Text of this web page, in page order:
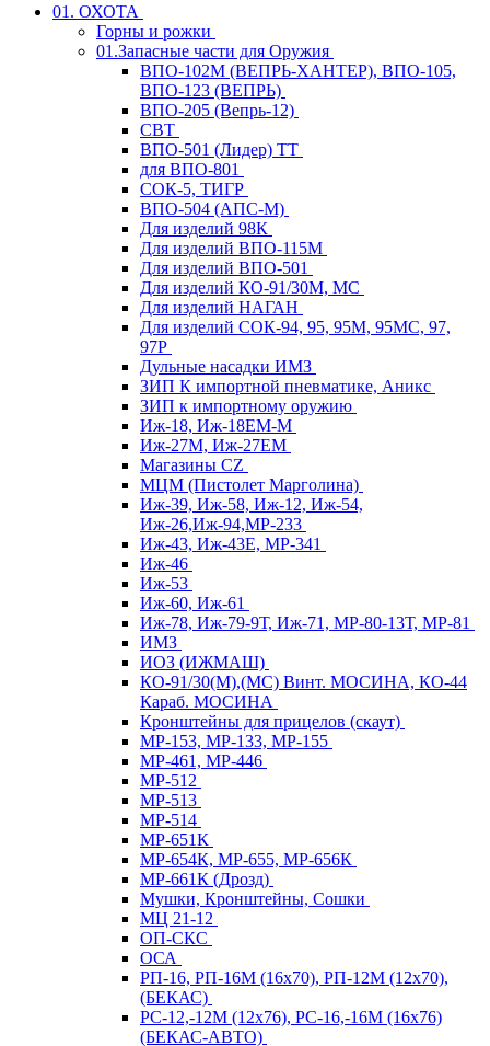
01. ОХОТА
Горны и рожки
01.Запасные части для Оружия
ВПО-102М (ВЕПРЬ-ХАНТЕР), ВПО-105,
ВПО-123 (ВЕПРЬ)
ВПО-205 (Вепрь-12)
СВТ
ВПО-501 (Лидер) ТТ
для ВПО-801
СОК-5, ТИГР
ВПО-504 (АПС-М)
Для изделий 98К
Для изделий ВПО-115М
Для изделий ВПО-501
Для изделий КО-91/30М, МС
Для изделий НАГАН
Для изделий СОК-94, 95, 95М, 95МС, 97,
97Р
Дульные насадки ИМЗ
ЗИП К импортной пневматике, Аникс
ЗИП к импортному оружию
Иж-18, Иж-18ЕМ-М
Иж-27М, Иж-27ЕМ
Магазины CZ
МЦМ (Пистолет Марголина)
Иж-39, Иж-58, Иж-12, Иж-54,
Иж-26,Иж-94,МР-233
Иж-43, Иж-43Е, МР-341
Иж-46
Иж-53
Иж-60, Иж-61
Иж-78, Иж-79-9Т, Иж-71, МР-80-13Т, МР-81
ИМЗ
ИОЗ (ИЖМАШ)
КО-91/30(М),(МС) Винт. МОСИНА, КО-44
Караб. МОСИНА
Кронштейны для прицелов (скаут)
МР-153, МР-133, МР-155
МР-461, МР-446
МР-512
МР-513
МР-514
МР-651К
МР-654К, МР-655, МР-656К
МР-661К (Дрозд)
Мушки, Кронштейны, Сошки
МЦ 21-12
ОП-СКС
ОСА
РП-16, РП-16М (16х70), РП-12М (12х70),
(БЕКАС)
РС-12,-12М (12х76), РС-16,-16М (16х76)
(БЕКАС-АВТО)